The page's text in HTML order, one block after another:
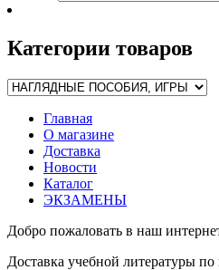
Категории товаров
Главная
О магазине
Доставка
Новости
Каталог
ЭКЗАМЕНЫ
Добро пожаловать в наш
Доставка учебной литературы по